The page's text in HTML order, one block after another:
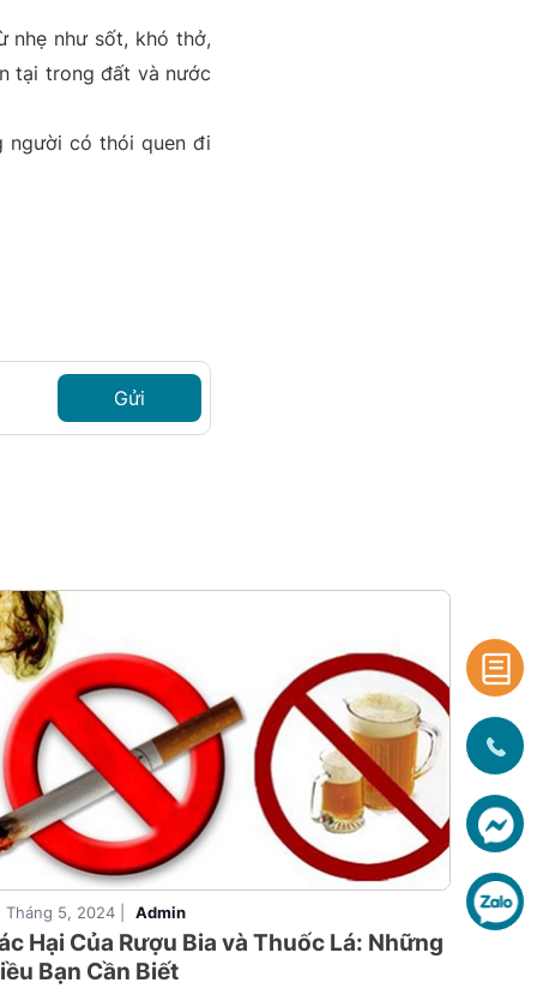
nhẹ như sốt, khó thở,
tại trong đất và nước
người có thói quen đi
Gửi
Tháng 5, 2024 | Admin
Hại Của Rượu Bia và Thuốc Lá: Những
Bạn Cần Biết